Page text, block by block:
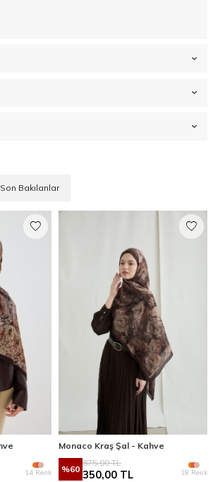
Son Bakılanlar
14 Renk
Monaco Kraş Şal - Kahve
%60
875,00TL
350,00 TL 18 Renk